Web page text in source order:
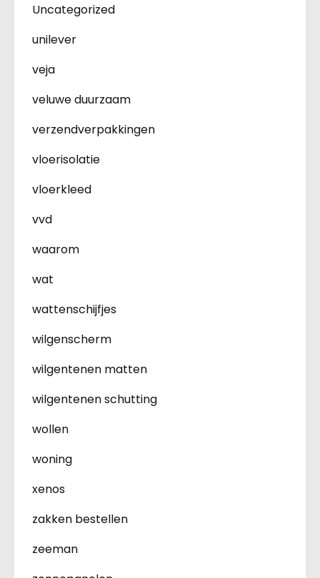
Uncategorized
unilever
veja
veluwe duurzaam
verzendverpakkingen
vloerisolatie
vloerkleed
vvd
waarom
wat
wattenschijfjes
wilgenscherm
wilgentenen matten
wilgentenen schutting
wollen
woning
xenos
zakken bestellen
zeeman